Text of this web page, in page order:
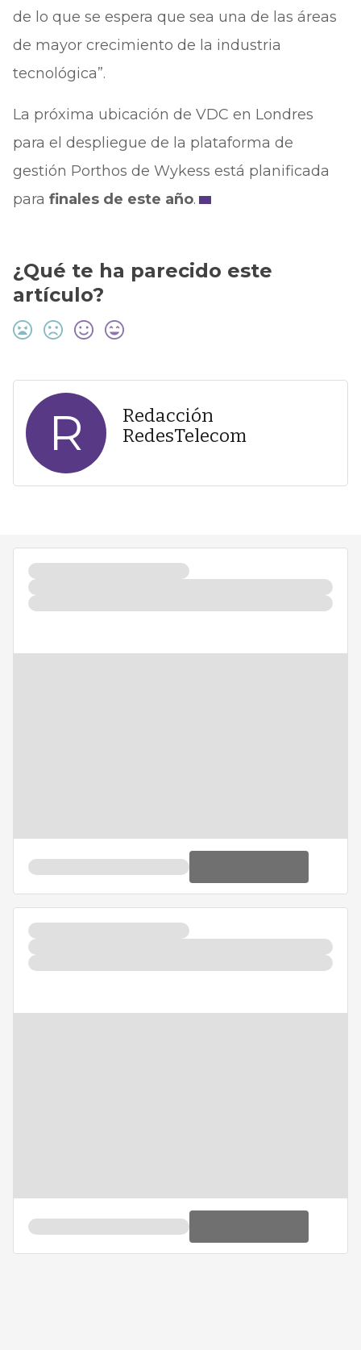
de lo que se espera que sea una de las áreas
de mayor crecimiento de la industria
tecnológica”.
La próxima ubicación de VDC en Londres
para el despliegue de la plataforma de
gestión Porthos de Wykess está planificada
para finales de este año.
¿Qué te ha parecido este
artículo?
R
Redacción
RedesTelecom